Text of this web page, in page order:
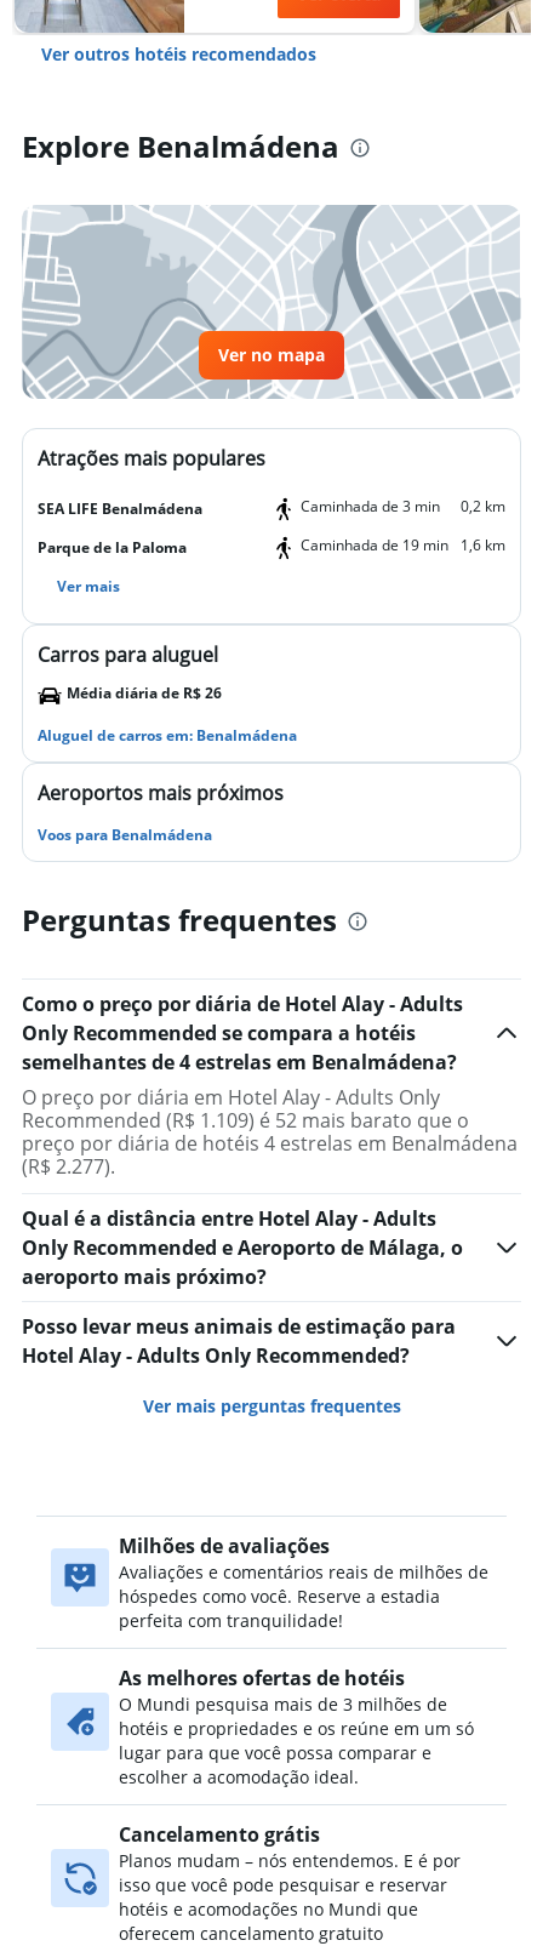
Ver outros hotéis recomendados
Explore Benalmádena
Ver no mapa
Atrações mais populares
SEA LIFE Benalmádena Caminhada de 3 min
0,2 km
Parque de la Paloma
Caminhada de 19 min
1,6 km
Ver mais
Carros para aluguel
Média diária de R$ 26
Aluguel de carros em: Benalmádena
Aeroportos mais próximos
Voos para Benalmádena
Perguntas frequentes
Como o preço por diária de Hotel Alay - Adults
Only Recommended se compara a hotéis
semelhantes de 4 estrelas em Benalmádena?
O preço por diária em Hotel Alay - Adults Only
Recommended (R$ 1.109) é 52 mais barato que o
preço por diária de hotéis 4 estrelas em Benalmádena
(R$ 2.277).
Qual é a distância entre Hotel Alay - Adults
Only Recommended e Aeroporto de Málaga, o
aeroporto mais próximo?
Posso levar meus animais de estimação para
Hotel Alay - Adults Only Recommended?
Ver mais perguntas frequentes
Milhões de avaliações
Avaliações e comentários reais de milhões de
hóspedes como você. Reserve a estadia
perfeita com tranquilidade!
As melhores ofertas de hotéis
O Mundi pesquisa mais de 3 milhões de
hotéis e propriedades e os reúne em um só
lugar para que você possa comparar e
escolher a acomodação ideal.
Cancelamento grátis
Planos mudam – nós entendemos. E é por
isso que você pode pesquisar e reservar
hotéis e acomodações no Mundi que
oferecem cancelamento gratuito